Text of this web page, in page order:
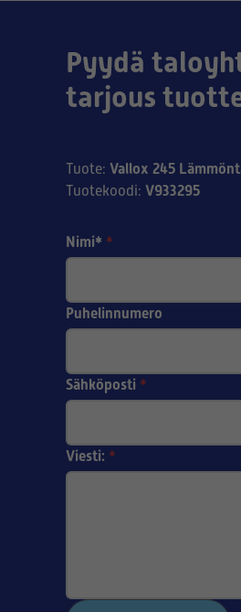
Pyydä
tarjous
Tuote: Vallox 245
Tuotekoodi: V933295
Nimi* *
Puhelinnumero
Sähköposti *
Viesti: *